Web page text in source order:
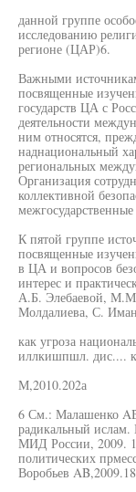
данной группе
исследованию
регионе (ЦАР)6.
Важными
посвященные
государств ЦА с
деятельности
ним относятся,
наднациональный
региональных
Организация
коллективной
К пятой группе
посвященные
в ЦА и вопросов
интерес и
А.Б. Элебаевой,
Молдалиева, С.
как угроза
иллкишпшл. дис....
М,2010.202а
6 См.: Малашенко
радикальный
МИД России, 2009.
политических
Воробьев